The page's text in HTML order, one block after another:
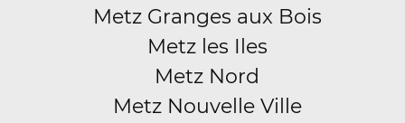
Metz Granges aux Bois
Metz les Iles
Metz Nord
Metz Nouvelle Ville